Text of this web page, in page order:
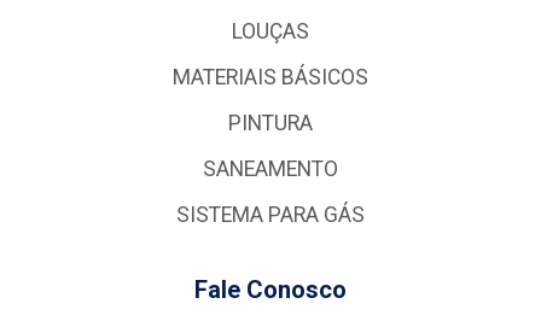
LOUÇAS
MATERIAIS BÁSICOS
PINTURA
SANEAMENTO
SISTEMA PARA GÁS
Fale Conosco